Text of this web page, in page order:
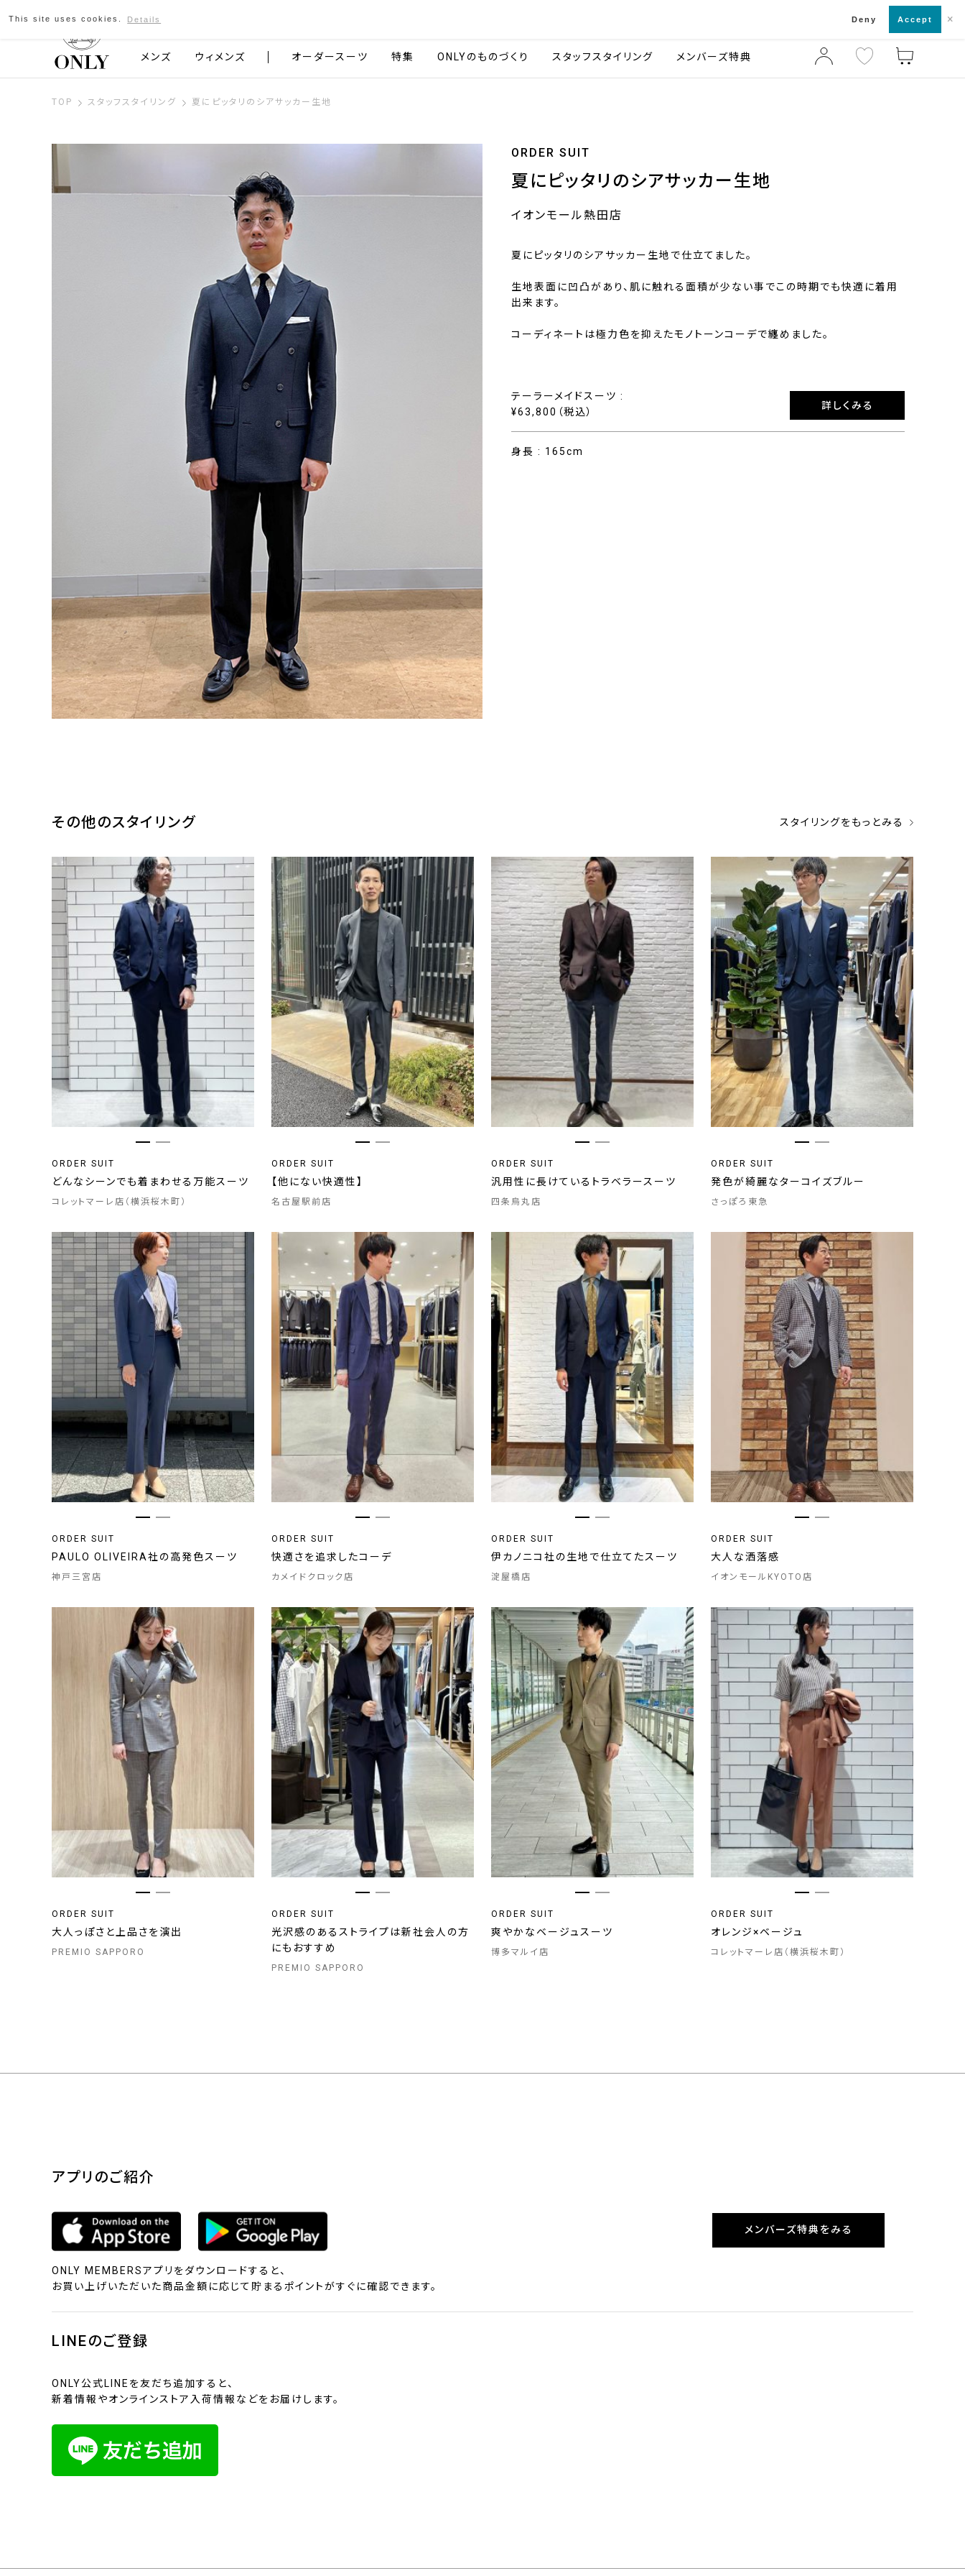
京都発のスーツブランド ONLY 店舗一覧・来店予約
メンズ ウィメンズ オーダースーツ 特集 ONLYのものづくり スタッフスタイリング メンバーズ特典
TOP スタッフスタイリング 夏にピッタリのシアサッカー生地
ORDER SUIT
夏にピッタリのシアサッカー生地
イオンモール熱田店
夏にピッタリのシアサッカー生地で仕立てました。
生地表面に凹凸があり、肌に触れる面積が少ない事でこの時期でも快適に着用
出来ます。
コーディネートは極力色を抑えたモノトーンコーデで纏めました。
テーラーメイドスーツ :
¥63,800（税込）
詳しくみる
身長 : 165cm
その他のスタイリング スタイリングをもっとみる
ORDER SUIT
どんなシーンでも着まわせる万能スーツ
コレットマーレ店（横浜桜木町）
ORDER SUIT
【他にない快適性】
名古屋駅前店
ORDER SUIT
汎用性に長けているトラベラースーツ
四条烏丸店
ORDER SUIT
発色が綺麗なターコイズブルー
さっぽろ東急
ORDER SUIT
PAULO OLIVEIRA社の高発色スーツ
神戸三宮店
ORDER SUIT
快適さを追求したコーデ
カメイドクロック店
ORDER SUIT
伊カノニコ社の生地で仕立てたスーツ
淀屋橋店
ORDER SUIT
大人な洒落感
イオンモールKYOTO店
ORDER SUIT
大人っぽさと上品さを演出
PREMIO SAPPORO
ORDER SUIT
光沢感のあるストライプは新社会人の方
にもおすすめ
PREMIO SAPPORO
ORDER SUIT
爽やかなベージュスーツ
博多マルイ店
ORDER SUIT
オレンジ×ベージュ
コレットマーレ店（横浜桜木町）
アプリのご紹介
ONLY MEMBERSアプリをダウンロードすると、
お買い上げいただいた商品金額に応じて貯まるポイントがすぐに確認できます。
メンバーズ特典をみる
LINEのご登録
ONLY公式LINEを友だち追加すると、
新着情報やオンラインストア入荷情報などをお届けします。
This site uses cookies. Details Deny Accept ×